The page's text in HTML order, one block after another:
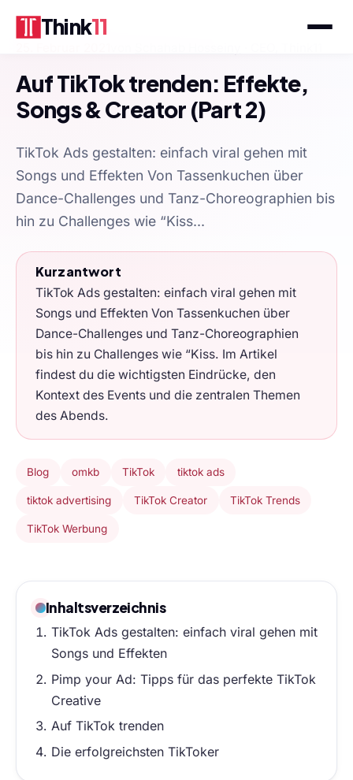
Think11
Auf TikTok trenden: Effekte,
Songs & Creator (Part 2)
TikTok Ads gestalten: einfach viral gehen mit
Songs und Effekten Von Tassenkuchen über
Dance-Challenges und Tanz-Choreographien bis
hin zu Challenges wie “Kiss...
Kurzantwort
TikTok Ads gestalten: einfach viral gehen mit
Songs und Effekten Von Tassenkuchen über
Dance-Challenges und Tanz-Choreographien
bis hin zu Challenges wie “Kiss. Im Artikel
findest du die wichtigsten Eindrücke, den
Kontext des Events und die zentralen Themen
des Abends.
Blog omkb TikTok tiktok ads
tiktok advertising TikTok Creator TikTok Trends
TikTok Werbung
Inhaltsverzeichnis
TikTok Ads gestalten: einfach viral gehen mit
Songs und Effekten
Pimp your Ad: Tipps für das perfekte TikTok
Creative
Auf TikTok trenden
Die erfolgreichsten TikToker